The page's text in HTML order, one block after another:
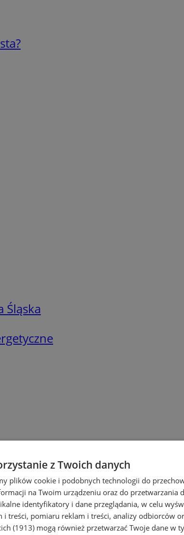
Śląska
z Twoich danych
plików cookie i podobnych technologii do
na Twoim urządzeniu oraz do przetwarzania
identyfikatory i dane przeglądania, w celu
i treści, pomiaru reklam i treści, analizy odbiorców
(1913) mogą również przetwarzać Twoje dane w